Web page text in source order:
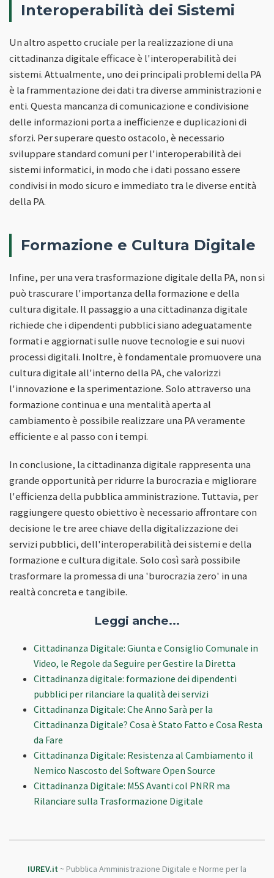
Interoperabilità dei Sistemi
Un altro aspetto cruciale per la realizzazione di una
cittadinanza digitale efficace è l'interoperabilità dei
sistemi. Attualmente, uno dei principali problemi della PA
è la frammentazione dei dati tra diverse amministrazioni e
enti. Questa mancanza di comunicazione e condivisione
delle informazioni porta a inefficienze e duplicazioni di
sforzi. Per superare questo ostacolo, è necessario
sviluppare standard comuni per l'interoperabilità dei
sistemi informatici, in modo che i dati possano essere
condivisi in modo sicuro e immediato tra le diverse entità
della PA.
Formazione e Cultura Digitale
Infine, per una vera trasformazione digitale della PA, non si
può trascurare l'importanza della formazione e della
cultura digitale. Il passaggio a una cittadinanza digitale
richiede che i dipendenti pubblici siano adeguatamente
formati e aggiornati sulle nuove tecnologie e sui nuovi
processi digitali. Inoltre, è fondamentale promuovere una
cultura digitale all'interno della PA, che valorizzi
l'innovazione e la sperimentazione. Solo attraverso una
formazione continua e una mentalità aperta al
cambiamento è possibile realizzare una PA veramente
efficiente e al passo con i tempi.
In conclusione, la cittadinanza digitale rappresenta una
grande opportunità per ridurre la burocrazia e migliorare
l'efficienza della pubblica amministrazione. Tuttavia, per
raggiungere questo obiettivo è necessario affrontare con
decisione le tre aree chiave della digitalizzazione dei
servizi pubblici, dell'interoperabilità dei sistemi e della
formazione e cultura digitale. Solo così sarà possibile
trasformare la promessa di una 'burocrazia zero' in una
realtà concreta e tangibile.
Leggi anche...
Cittadinanza Digitale: Giunta e Consiglio Comunale in
Video, le Regole da Seguire per Gestire la Diretta
Cittadinanza digitale: formazione dei dipendenti
pubblici per rilanciare la qualità dei servizi
Cittadinanza Digitale: Che Anno Sarà per la
Cittadinanza Digitale? Cosa è Stato Fatto e Cosa Resta
da Fare
Cittadinanza Digitale: Resistenza al Cambiamento il
Nemico Nascosto del Software Open Source
Cittadinanza Digitale: M5S Avanti col PNRR ma
Rilanciare sulla Trasformazione Digitale
IUREV.it ~ Pubblica Amministrazione Digitale e Norme per la